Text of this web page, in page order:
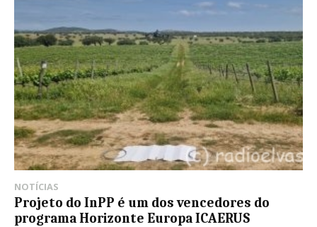
NOTÍCIAS
Projeto do InPP é um dos vencedores do
programa Horizonte Europa ICAERUS